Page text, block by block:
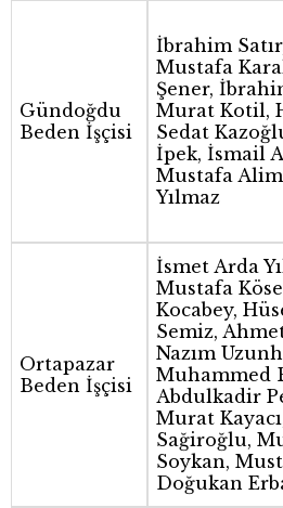
Gündoğdu
Beden İşçisi
İbrahim
Mustafa
Şener,
Murat Kotil,
Sedat
İpek, İsmail
Mustafa
Yılmaz
Ortapazar
Beden İşçisi
İsmet Arda
Mustafa
Kocabey,
Semiz,
Nazım
Muhammed
Abdulkadir
Murat
Sağiroğlu,
Soykan,
Doğukan